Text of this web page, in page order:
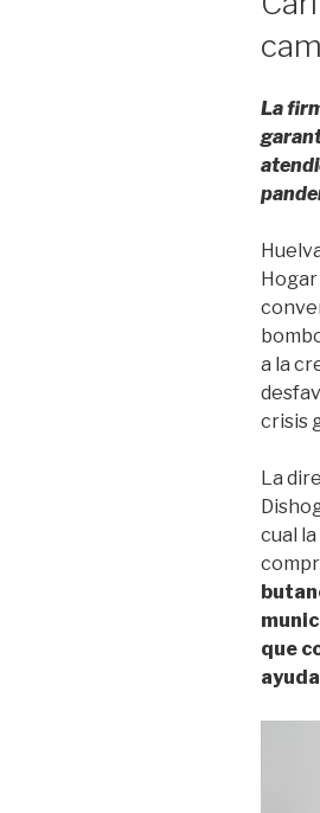
La
Hogar
a la
crisis
La
cual
que